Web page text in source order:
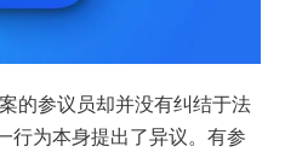
的参议员却并没有纠结于法
行为本身提出了异议。有参